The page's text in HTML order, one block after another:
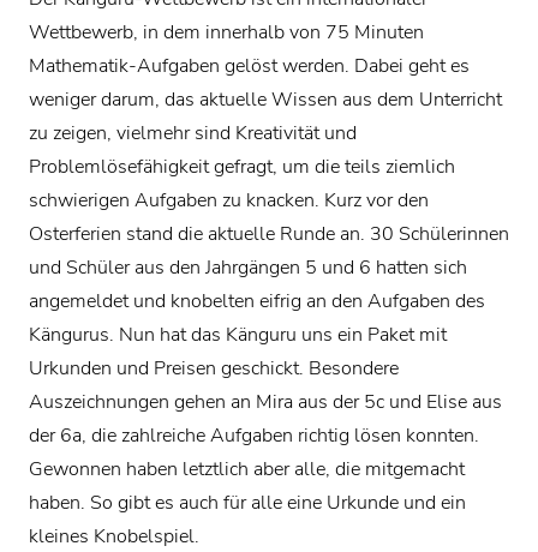
Wettbewerb, in dem innerhalb von 75 Minuten
Mathematik-Aufgaben gelöst werden. Dabei geht es
weniger darum, das aktuelle Wissen aus dem Unterricht
zu zeigen, vielmehr sind Kreativität und
Problemlösefähigkeit gefragt, um die teils ziemlich
schwierigen Aufgaben zu knacken. Kurz vor den
Osterferien stand die aktuelle Runde an. 30 Schülerinnen
und Schüler aus den Jahrgängen 5 und 6 hatten sich
angemeldet und knobelten eifrig an den Aufgaben des
Kängurus. Nun hat das Känguru uns ein Paket mit
Urkunden und Preisen geschickt. Besondere
Auszeichnungen gehen an Mira aus der 5c und Elise aus
der 6a, die zahlreiche Aufgaben richtig lösen konnten.
Gewonnen haben letztlich aber alle, die mitgemacht
haben. So gibt es auch für alle eine Urkunde und ein
kleines Knobelspiel.